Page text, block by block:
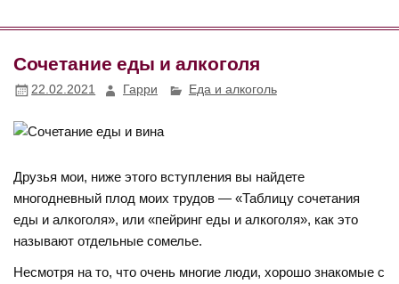
Сочетание еды и алкоголя
22.02.2021 Гарри Еда и алкоголь
Друзья мои, ниже этого вступления вы найдете
многодневный плод моих трудов — «Таблицу сочетания
еды и алкоголя», или «пейринг еды и алкоголя», как это
называют отдельные сомелье.
Несмотря на то, что очень многие люди, хорошо знакомые с